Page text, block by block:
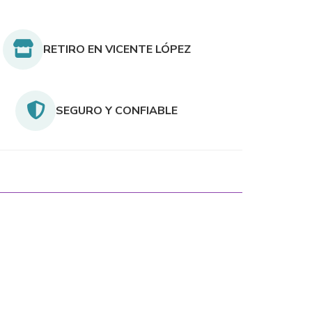
RETIRO EN VICENTE LÓPEZ
SEGURO Y CONFIABLE